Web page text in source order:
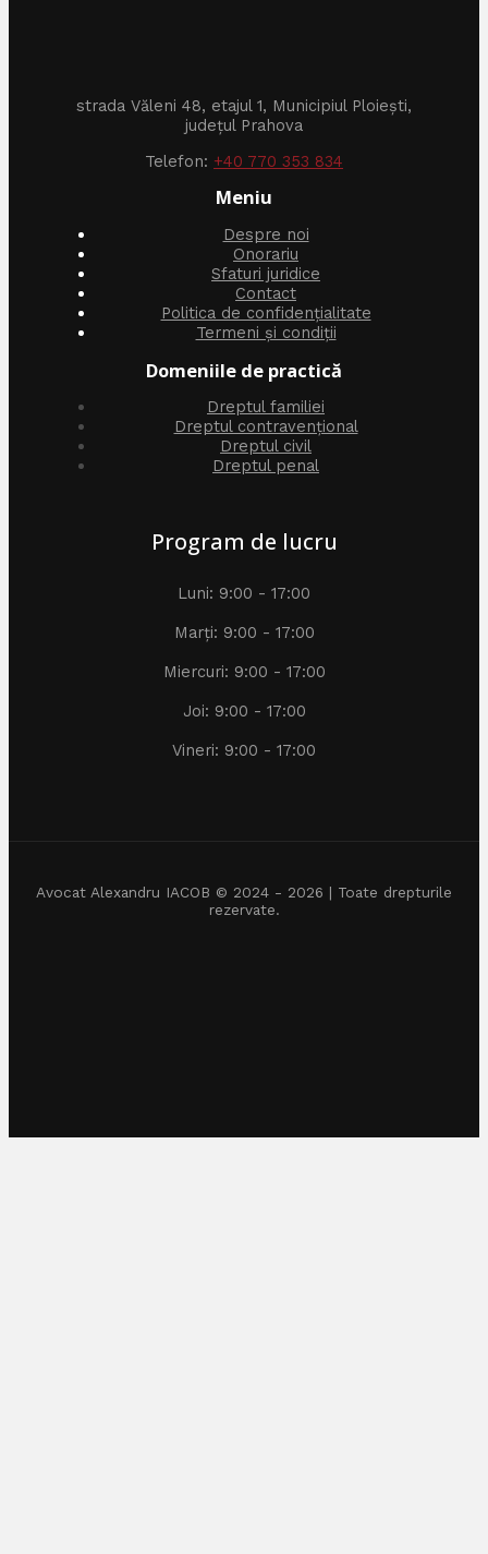
strada Văleni 48, etajul 1, Municipiul Ploiești,
județul Prahova
Telefon: +40 770 353 834
Meniu
Despre noi
Onorariu
Sfaturi juridice
Contact
Politica de confidențialitate
Termeni și condiții
Domeniile de practică
Dreptul familiei
Dreptul contravențional
Dreptul civil
Dreptul penal
Program de lucru
Luni: 9:00 - 17:00
Marți: 9:00 - 17:00
Miercuri: 9:00 - 17:00
Joi: 9:00 - 17:00
Vineri: 9:00 - 17:00
Avocat Alexandru IACOB © 2024 - 2026 | Toate drepturile
rezervate.